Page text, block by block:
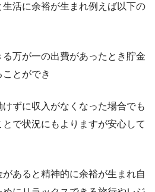
活に余裕が生まれ例えば以下の
万が一の出費があったとき貯金
とができ
ずに収入がなくなった場合でも
で状況にもよりますが安心して
あると精神的に余裕が生まれ自